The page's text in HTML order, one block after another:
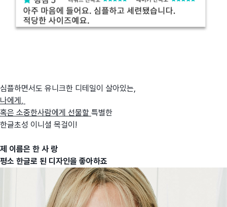
심플하면서도 유니크한 디테일이 살아있는,
나에게,
혹은 소중한사람에게 선물할 특별한
한글초성 이니셜 목걸이!
제 이름은 한 사 랑
평소 한글로 된 디자인을 좋아하죠